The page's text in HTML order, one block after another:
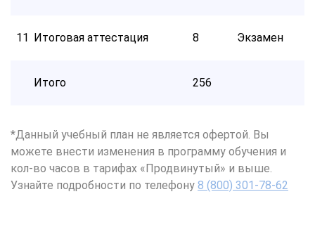
11 Итоговая аттестация 8 Экзамен
Итого 256
*Данный учебный план не является офертой. Вы
можете внести изменения в программу обучения и
кол-во часов в тарифах «Продвинутый» и выше.
Узнайте подробности по телефону 8 (800) 301-78-62